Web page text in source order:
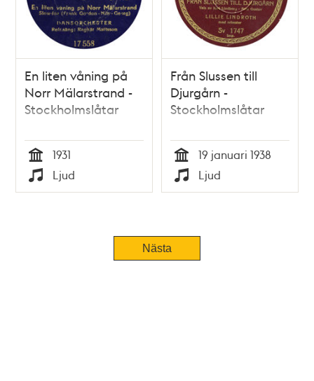
En liten våning på
Norr Mälarstrand -
Stockholmslåtar
Tid
1931
Typ
Ljud
Från Slussen till
Djurgårn -
Stockholmslåtar
Tid
19 januari 1938
Typ
Ljud
Nästa